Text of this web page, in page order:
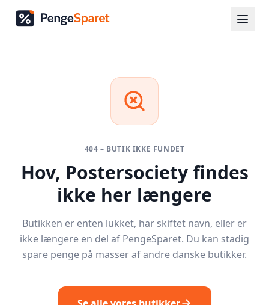
404 – BUTIK IKKE FUNDET
Hov, Postersocietyfindes
ikke her længere
Butikken er enten lukket, har skiftet navn, eller er
ikke længere en del af PengeSparet. Du kan stadig
spare penge på masser af andre danske butikker.